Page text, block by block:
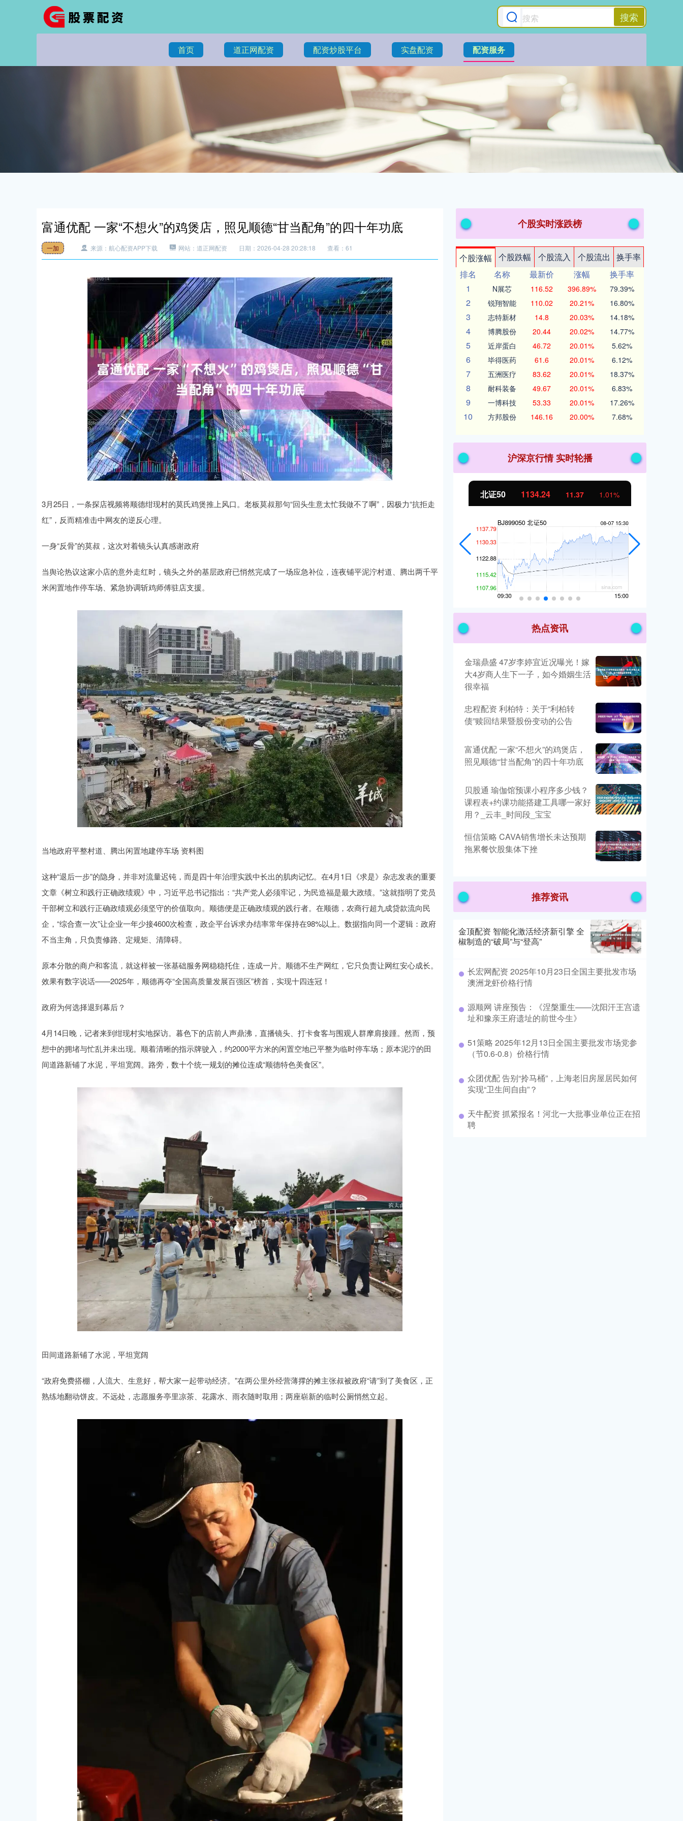
搜索
首页 道正网配资 配资炒股平台 实盘配资 配资服务
富通优配 一家“不想火”的鸡煲店，照见顺德“甘当配角”的四十年功底
一加 来源：航心配资APP下载 网站：道正网配资 日期：2026-04-28 20:28:18 查看：61
3月25日，一条探店视频将顺德绀现村的莫氏鸡煲推上风口。老板莫叔那句“回头生意太忙我做不了啊”，因极力“抗拒走
红”，反而精准击中网友的逆反心理。
一身“反骨”的莫叔，这次对着镜头认真感谢政府
当舆论热议这家小店的意外走红时，镜头之外的基层政府已悄然完成了一场应急补位，连夜铺平泥泞村道、腾出两千平
米闲置地作停车场、紧急协调斩鸡师傅驻店支援。
当地政府平整村道、腾出闲置地建停车场 资料图
这种“退后一步”的隐身，并非对流量迟钝，而是四十年治理实践中长出的肌肉记忆。在4月1日《求是》杂志发表的重要
文章《树立和践行正确政绩观》中，习近平总书记指出：“共产党人必须牢记，为民造福是最大政绩。”这就指明了党员
干部树立和践行正确政绩观必须坚守的价值取向。顺德便是正确政绩观的践行者。在顺德，农商行超九成贷款流向民
企，“综合查一次”让企业一年少接4600次检查，政企平台诉求办结率常年保持在98%以上。数据指向同一个逻辑：政府
不当主角，只负责修路、定规矩、清障碍。
原本分散的商户和客流，就这样被一张基础服务网稳稳托住，连成一片。顺德不生产网红，它只负责让网红安心成长。
效果有数字说话——2025年，顺德再夺“全国高质量发展百强区”榜首，实现十四连冠！
政府为何选择退到幕后？
4月14日晚，记者来到绀现村实地探访。暮色下的店前人声鼎沸，直播镜头、打卡食客与围观人群摩肩接踵。然而，预
想中的拥堵与忙乱并未出现。顺着清晰的指示牌驶入，约2000平方米的闲置空地已平整为临时停车场；原本泥泞的田
间道路新铺了水泥，平坦宽阔。路旁，数十个统一规划的摊位连成“顺德特色美食区”。
田间道路新铺了水泥，平坦宽阔
“政府免费搭棚，人流大、生意好，帮大家一起带动经济。”在两公里外经营薄撑的摊主张叔被政府“请”到了美食区，正
熟练地翻动饼皮。不远处，志愿服务亭里凉茶、花露水、雨衣随时取用；两座崭新的临时公厕悄然立起。
个股实时涨跌榜
个股涨幅 个股跌幅 个股流入 个股流出
换手率
排名
名称 最新价 涨幅
换手率
1
N展芯 116.52 396.89% 79.39%
2 锐翔智能 110.02 20.21% 16.80%
3 志特新材 14.8 20.03% 14.18%
4 博腾股份 20.44 20.02% 14.77%
5 近岸蛋白 46.72 20.01% 5.62%
6 毕得医药 61.6 20.01% 6.12%
7 五洲医疗 83.62 20.01% 18.37%
8 耐科装备 49.67 20.01% 6.83%
9 一博科技 53.33 20.01% 17.26%
10 方邦股份 146.16 20.00% 7.68%
沪深京行情 实时轮播
北证50 1134.24 11.37 1.01%
热点资讯
金瑞鼎盛 47岁李婷宜近况曝光！嫁
大4岁商人生下一子，如今婚姻生活
很幸福
忠程配资 利柏特：关于“利柏转
债”赎回结果暨股份变动的公告
富通优配 一家“不想火”的鸡煲店，
照见顺德“甘当配角”的四十年功底
贝股通 瑜伽馆预课小程序多少钱？
课程表+约课功能搭建工具哪一家好
用？_云丰_时间段_宝宝
恒信策略 CAVA销售增长未达预期
拖累餐饮股集体下挫
推荐资讯
金顶配资 智能化激活经济新引擎 全
椒制造的“破局”与“登高”
长宏网配资 2025年10月23日全国主要批发市场
澳洲龙虾价格行情
源顺网 讲座预告：《涅槃重生——沈阳汗王宫遗
址和豫亲王府遗址的前世今生》
51策略 2025年12月13日全国主要批发市场党参
（节0.6-0.8）价格行情
众团优配 告别“拎马桶”，上海老旧房屋居民如何
实现“卫生间自由”？
天牛配资 抓紧报名！河北一大批事业单位正在招
聘